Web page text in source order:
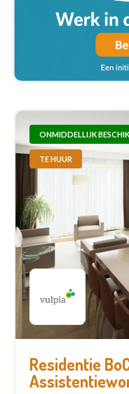
ONMIDDELLIJK
TE HUUR
Residentie